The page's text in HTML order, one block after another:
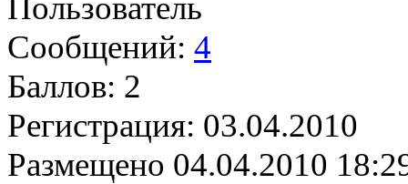
Пользователь
Сообщений: 4
Баллов: 2
Регистрация: 03.04.2010
Размещено 04.04.2010